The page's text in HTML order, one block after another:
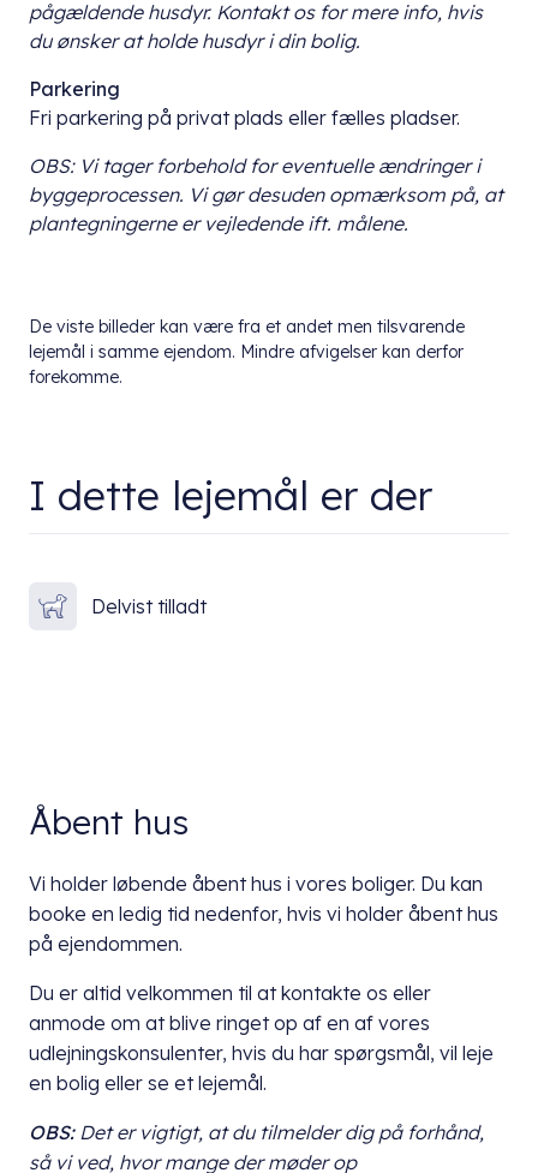
pågældende husdyr. Kontakt os for mere info, hvis
du ønsker at holde husdyr i din bolig.
Parkering
Fri parkering på privat plads eller fælles pladser.
OBS: Vi tager forbehold for eventuelle ændringer i
byggeprocessen. Vi gør desuden opmærksom på, at
plantegningerne er vejledende ift. målene.
De viste billeder kan være fra et andet men tilsvarende
lejemål i samme ejendom. Mindre afvigelser kan derfor
forekomme.
I dette lejemål er der
Delvist tilladt
Åbent hus
Vi holder løbende åbent hus i vores boliger. Du kan
booke en ledig tid nedenfor, hvis vi holder åbent hus
på ejendommen.
Du er altid velkommen til at kontakte os eller
anmode om at blive ringet op af en af vores
udlejningskonsulenter, hvis du har spørgsmål, vil leje
en bolig eller se et lejemål.
OBS: Det er vigtigt, at dutilmelder dig på forhånd,
så vi ved, hvor mange der møder op